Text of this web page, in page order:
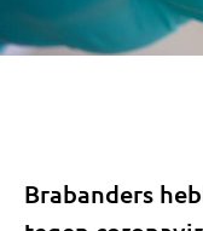
Brabanders